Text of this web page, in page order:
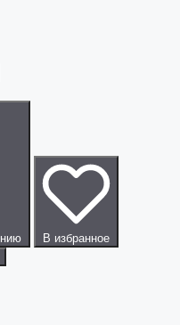
В избранное